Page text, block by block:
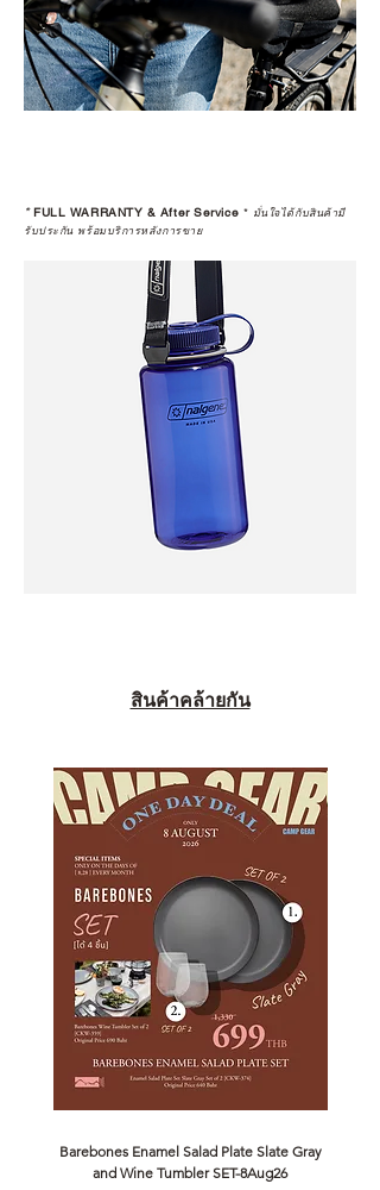
*FULL WARRANTY & After Service * มั่นใจได้กับสินค้ามี
รับประกัน พร้อมบริการหลังการขาย
สินค้าคล้ายกัน
Barebones Enamel Salad Plate Slate Gray
and Wine Tumbler SET-8Aug26